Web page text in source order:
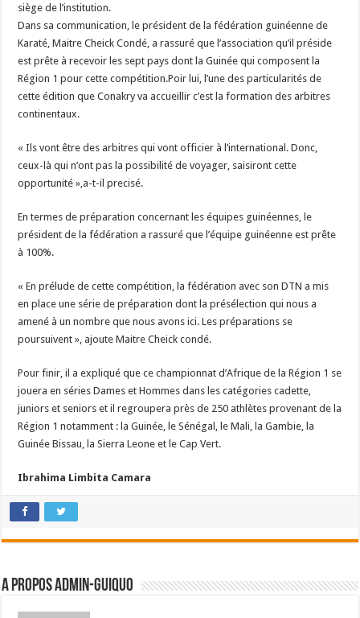
siège de l’institution.
Dans sa communication, le président de la fédération guinéenne de
Karaté, Maitre Cheick Condé, a rassuré que l’association qu’il préside
est prête à recevoir les sept pays dont la Guinée qui composent la
Région 1 pour cette compétition.Poir lui, l’une des particularités de
cette édition que Conakry va accueillir c’est la formation des arbitres
continentaux.
« Ils vont être des arbitres qui vont officier à l’international. Donc,
ceux-là qui n’ont pas la possibilité de voyager, saisiront cette
opportunité »,a-t-il precisé.
En termes de préparation concernant les équipes guinéennes, le
président de la fédération a rassuré que l’équipe guinéenne est prête
à 100%.
« En prélude de cette compétition, la fédération avec son DTN a mis
en place une série de préparation dont la présélection qui nous a
amené à un nombre que nous avons ici. Les préparations se
poursuivent », ajoute Maitre Cheick condé.
Pour finir, il a expliqué que ce championnat d’Afrique de la Région 1 se
jouera en séries Dames et Hommes dans les catégories cadette,
juniors et seniors et il regroupera près de 250 athlètes provenant de la
Région 1 notamment : la Guinée, le Sénégal, le Mali, la Gambie, la
Guinée Bissau, la Sierra Leone et le Cap Vert.
Ibrahima Limbita Camara
A propos admin-guiquo